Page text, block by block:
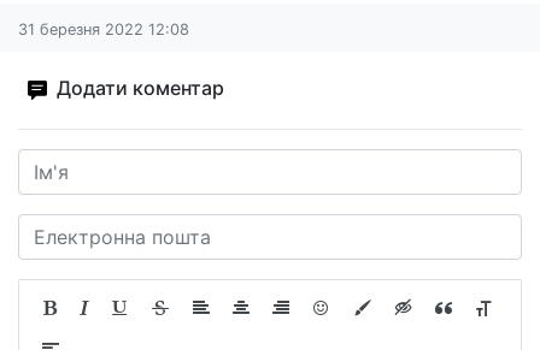
31 березня 2022 12:08
Додати коментар